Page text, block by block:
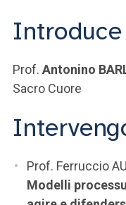
Prof. Antonino
Sacro Cuore
Prof. Ferruccio
Modelli